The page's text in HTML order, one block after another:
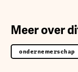
achter de feiten
Dat knaagt, want
Meer over
ondernemerschap